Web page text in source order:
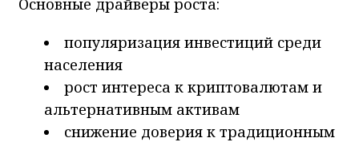
популяризация инвестиций среди
населения
рост интереса к криптовалютам и
альтернативным активам
снижение доверия к традиционным